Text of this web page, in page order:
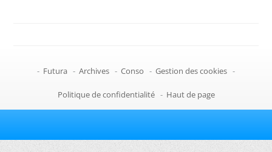
- Futura - Archives - Conso - Gestion des cookies -
Politique de confidentialité - Haut de page